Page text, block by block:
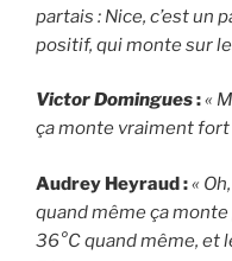
partais : Nice, c’est un
positif, qui monte sur
Victor Domingues:«
ça monte vraiment fort
Audrey Heyraud :«
quand même ça monte
36°C quand même, et